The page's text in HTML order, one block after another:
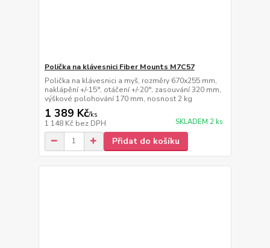
Polička na klávesnici Fiber Mounts M7C57
Polička na klávesnici a myš, rozměry 670x255 mm,
naklápění +/-15°, otáčení +/-20°, zasouvání 320 mm,
výškové polohování 170 mm, nosnost 2 kg
1 389 Kč/ks
1 148 Kč bez DPH SKLADEM 2 ks
Přidat do košíku